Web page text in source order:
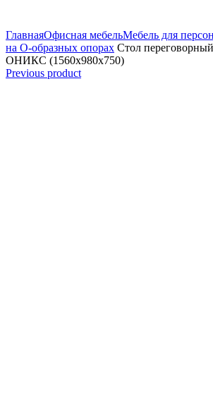
ГлавнаяОфисная мебельМебель для
на О-образных опорах Стол
ОНИКС (1560х980х750)
Previous product